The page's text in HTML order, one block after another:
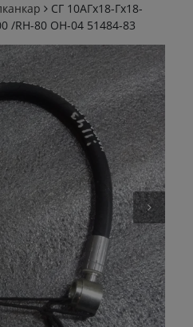
СГ 10АГх18-Гх18-
/RH-80 OH-04 51484-83